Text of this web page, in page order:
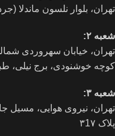
تهران، بلوار نلسون ماندلا
شعبه ۲:
تهران، خيابان سهروردی
کوچه خوشنودی، برج نیلی،
شعبه ۳:
تهران، نیروی هوایی، مسیل
پلاک ۳1۷